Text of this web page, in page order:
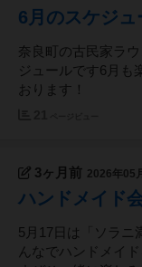
6月のスケジュ
奈良町の古民家ラ
ジュールです6月も
おります！
3ヶ月前 2026年05
ハンドメイド
5月17日は「ソラニ
んなでハンドメイ